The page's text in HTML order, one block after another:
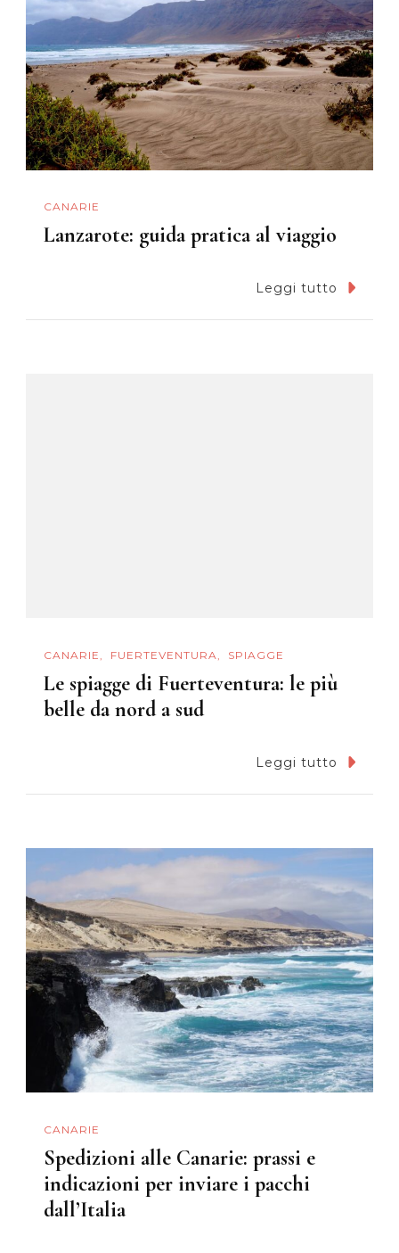
CANARIE
Lanzarote: guida pratica al viaggio
Leggi tutto
CANARIE FUERTEVENTURA SPIAGGE
Le spiagge di Fuerteventura: le più
belle da nord a sud
Leggi tutto
CANARIE
Spedizioni alle Canarie: prassi e
indicazioni per inviare i pacchi
dall’Italia